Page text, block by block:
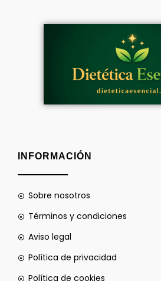
INFORMACIÓN
Sobre nosotros
Términos y condiciones
Aviso legal
Política de privacidad
Política de cookies